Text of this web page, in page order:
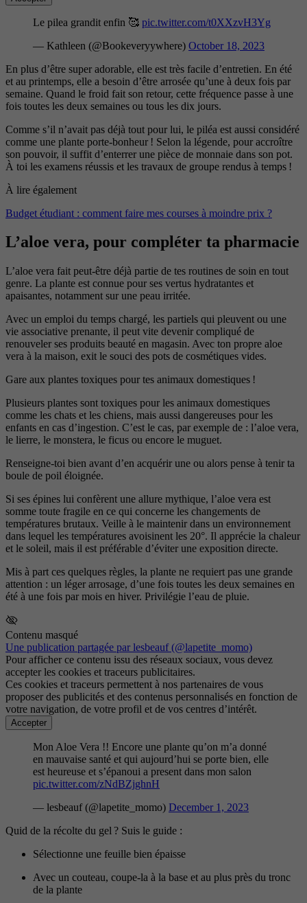
Le pilea grandit enfin 🥰 pic.twitter.com/t0XXzvH3Yg
— Kathleen (@Bookeveryywhere) October 18, 2023
En plus d’être super adorable, elle est très facile d’entretien. En été
et au printemps, elle a besoin d’être arrosée qu’une à deux fois par
semaine. Quand le froid fait son retour, cette fréquence passe à une
fois toutes les deux semaines ou tous les dix jours.
Comme s’il n’avait pas déjà tout pour lui, le piléa est aussi considéré
comme une plante porte-bonheur ! Selon la légende, pour accroître
son pouvoir, il suffit d’enterrer une pièce de monnaie dans son pot.
À toi les examens réussis et les travaux de groupe rendus à temps !
À lire également
Budget étudiant : comment faire mes courses à moindre prix ?
L’aloe vera, pour compléter ta pharmacie
L’aloe vera fait peut-être déjà partie de tes routines de soin en tout
genre. La plante est connue pour ses vertus hydratantes et
apaisantes, notamment sur une peau irritée.
Avec un emploi du temps chargé, les partiels qui pleuvent ou une
vie associative prenante, il peut vite devenir compliqué de
renouveler ses produits beauté en magasin. Avec ton propre aloe
vera à la maison, exit le souci des pots de cosmétiques vides.
Gare aux plantes toxiques pour tes animaux domestiques !
Plusieurs plantes sont toxiques pour les animaux domestiques
comme les chats et les chiens, mais aussi dangereuses pour les
enfants en cas d’ingestion. C’est le cas, par exemple de : l’aloe vera,
le lierre, le monstera, le ficus ou encore le muguet.
Renseigne-toi bien avant d’en acquérir une ou alors pense à tenir ta
boule de poil éloignée.
Si ses épines lui confèrent une allure mythique, l’aloe vera est
somme toute fragile en ce qui concerne les changements de
températures brutaux. Veille à le maintenir dans un environnement
dans lequel les températures avoisinent les 20°. Il apprécie la chaleur
et le soleil, mais il est préférable d’éviter une exposition directe.
Mis à part ces quelques règles, la plante ne requiert pas une grande
attention : un léger arrosage, d’une fois toutes les deux semaines en
été à une fois par mois en hiver. Privilégie l’eau de pluie.
Contenu masqué
Une publication partagée par lesbeauf (@lapetite_momo)
Pour afficher ce contenu issu des réseaux sociaux, vous devez
accepter les cookies et traceurs publicitaires.
Ces cookies et traceurs permettent à nos partenaires de vous
proposer des publicités et des contenus personnalisés en fonction de
votre navigation, de votre profil et de vos centres d’intérêt.
Accepter
Mon Aloe Vera !! Encore une plante qu’on m’a donné
en mauvaise santé et qui aujourd’hui se porte bien, elle
est heureuse et s’épanoui a present dans mon salon
pic.twitter.com/zNdBZjghnH
— lesbeauf (@lapetite_momo) December 1, 2023
Quid de la récolte du gel ? Suis le guide :
Sélectionne une feuille bien épaisse
Avec un couteau, coupe-la à la base et au plus près du tronc
de la plante